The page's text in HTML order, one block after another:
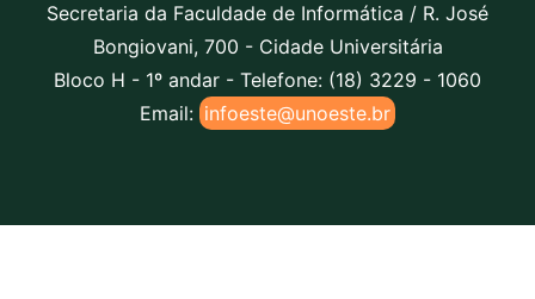
Secretaria da Faculdade de Informática / R. José
Bongiovani, 700 - Cidade Universitária
Bloco H - 1º andar - Telefone: (18) 3229 - 1060
Email: infoeste@unoeste.br